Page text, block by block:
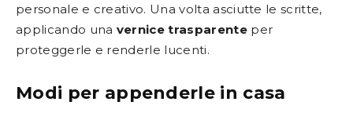
personale e creativo. Una volta asciutte le scritte,
applicando una vernice trasparenteper
proteggerle e renderle lucenti.
Modi per appenderle in casa